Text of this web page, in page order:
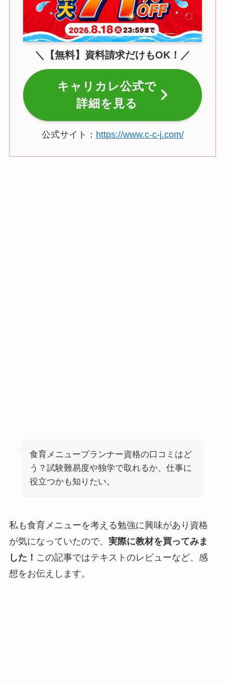
＼【無料】資料請求だけもOK！／
キャリカレ公式で
詳細を見る
公式サイト： https://www.c-c-j.com/
食育メニュープランナー資格の口コミはど
う？試験難易度や独学で取れるか、仕事に
役立つかも知りたい。
私も食育メニューを考える勉強に興味があり資格
が気になっていたので、 実際に教材を買ってみま
した！ この記事ではテキストのレビューなど、感
想をお伝えします。